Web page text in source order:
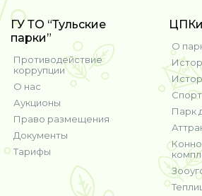
ГУ ТО “Тульские
парки”
Противодействие
коррупции
О нас
Аукционы
Право размещения
Документы
Тарифы
О
Парк